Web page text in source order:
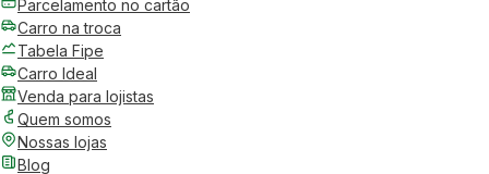
Parcelamento no cartão
Carro na troca
Tabela Fipe
Carro Ideal
Venda para lojistas
Quem somos
Nossas lojas
Blog